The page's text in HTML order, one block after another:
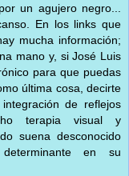
un agujero negro...
En los links que
mucha información;
mano y, si José Luis
para que puedas
última cosa, decirte
de reflejos
terapia visual y
suena desconocido
en su